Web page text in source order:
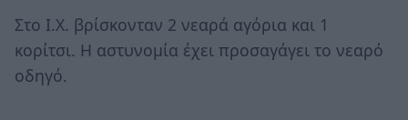
Στο Ι.Χ. βρίσκονταν 2 νεαρά αγόρια και 1
κορίτσι. Η αστυνομία έχει προσαγάγει το νεαρό
οδηγό.